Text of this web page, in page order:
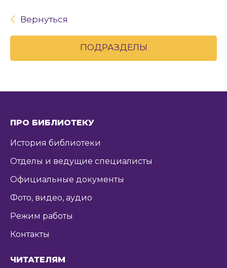
Вернуться
ПОДРАЗДЕЛЫ
ПРО БИБЛИОТЕКУ
История библиотеки
Отделы и ведущие специалисты
Официальные документы
Фото, видео, аудио
Режим работы
Контакты
ЧИТАТЕЛЯМ